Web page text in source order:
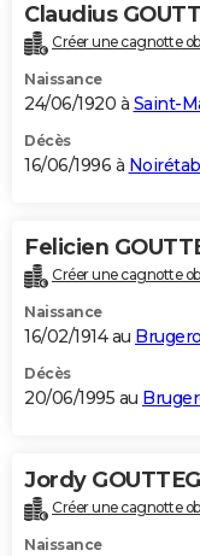
Claudius
Créer une cagnotte
Naissance
24/06/1920 à Saint-
Décès
16/06/1996 à
Felicien
Créer une cagnotte
Naissance
16/02/1914 au
Décès
20/06/1995 au
Jordy
Créer une cagnotte
Naissance